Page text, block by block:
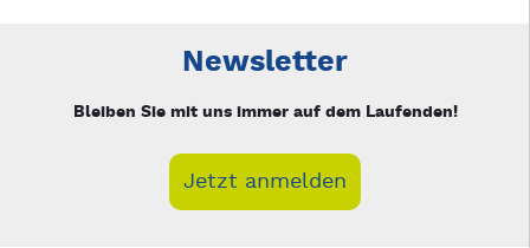
Newsletter
Bleiben Sie mit uns immer auf dem Laufenden!
Jetzt anmelden